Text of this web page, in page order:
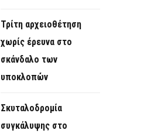
Τρίτη αρχειοθέτηση
χωρίς έρευνα στο
σκάνδαλο των
υποκλοπών
Σκυταλοδρομία
συγκάλυψης στο